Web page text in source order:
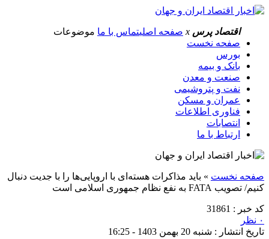
اقتصاد پرس x صفحه اصلیتماس با ما موضوعات
صفحه نخست
بورس
بانک و بیمه
صنعت و معدن
نفت و پتروشیمی
عمران و مسکن
فناوری اطلاعات
انتصابات
ارتباط با ما
صفحه نخست » باید مذاکرات هسته‌ای با اروپایی‌ها را با جدیت دنبال
کنیم/ تصویب FATA به نفع نظام جمهوری اسلامی است
کد خبر : 31861
۰ نظر
تاریخ انتشار : شنبه 20 بهمن 1403 - 16:25